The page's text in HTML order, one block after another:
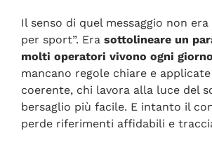
Il senso di quel messaggio non
per sport”. Era sottolineare un
molti operatori vivono ogni giorno
mancano regole chiare e
coerente, chi lavora alla luce del
bersaglio più facile. E intanto il
perde riferimenti affidabili e